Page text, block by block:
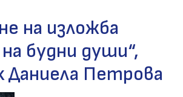
на изложба
будни души“,
Даниела Петрова